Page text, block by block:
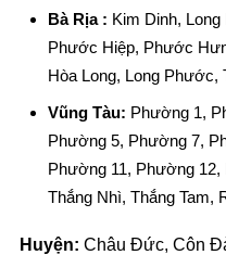
Bà Rịa : Kim Dinh,
Phước Hiệp, Phước
Hòa Long, Long Phước,
Vũng Tàu: Phường 1,
Phường 5, Phường 7,
Phường 11, Phường 12,
Thắng Nhì, Thắng Tam,
Huyện: Châu Đức, Côn